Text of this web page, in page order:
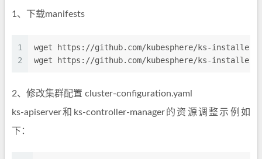
1、下载manifests
1
2
wget https://github.com/kubesphere/ks-installer/
wget https://github.com/kubesphere/ks-
2、修改集群配置 cluster-configuration.yaml
ks-apiserver和ks-controller-manager的资源调整示例如
下：